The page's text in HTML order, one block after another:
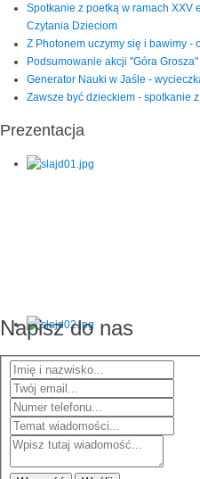
Spotkanie z poetką w ramach XXV
Czytania Dzieciom
Z Photonem uczymy się i bawimy -
Podsumowanie akcji "Góra Grosza"
Generator Nauki w Jaśle -
Zawsze być dzieckiem - spotkanie
Prezentacja
Napisz do nas